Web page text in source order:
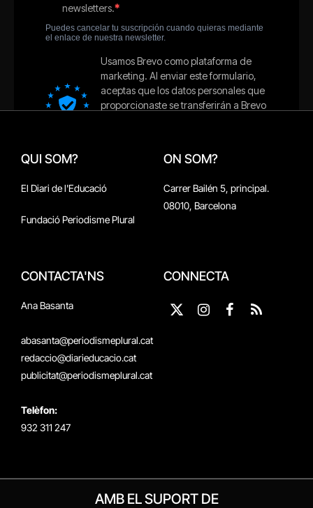
QUI SOM?
El Diari de l'Educació
Fundació Periodisme Plural
ON SOM?
Carrer Bailén 5, principal.
08010, Barcelona
CONTACTA'NS
Ana Basanta
abasanta@periodismeplural.cat
redaccio@diarieducacio.cat
publicitat@periodismeplural.cat
Telèfon:
932 311 247
CONNECTA
X
InstagramFacebook
RSS
AMB EL SUPORT DE